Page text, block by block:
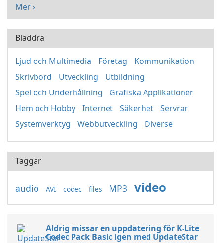
Mer ›
Bläddra
Ljud och Multimedia Företag
Kommunikation
Skrivbord
Utveckling
Utbildning
Spel och Underhållning
Grafiska Applikationer
Hem och Hobby
Internet Säkerhet
Servrar
Systemverktyg
Webbutveckling Diverse
Taggar
audio AVI codec files MP3 video
Aldrig missar en uppdatering för K-Lite
Codec Pack Basic igen med UpdateStar